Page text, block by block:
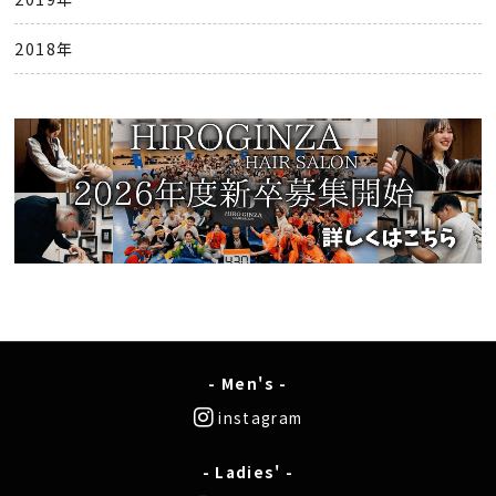
2018年
- Men's -
instagram
- Ladies' -